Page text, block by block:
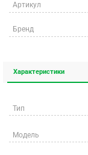
Артикул
Бренд
Характеристики
Тип
Модель